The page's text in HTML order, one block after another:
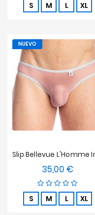
S M L XL
35,00 €
S M L XL
NUEVO